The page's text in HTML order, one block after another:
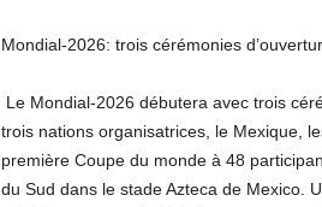
Mondial-2026: trois cérémonies
Le Mondial-2026 débutera avec trois
trois nations organisatrices, le Mexique,
première Coupe du monde à 48
du Sud dans le stade Azteca de Mexico.